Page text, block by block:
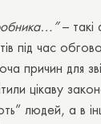
– такі
під час
причин для
цікаву
людей, а в